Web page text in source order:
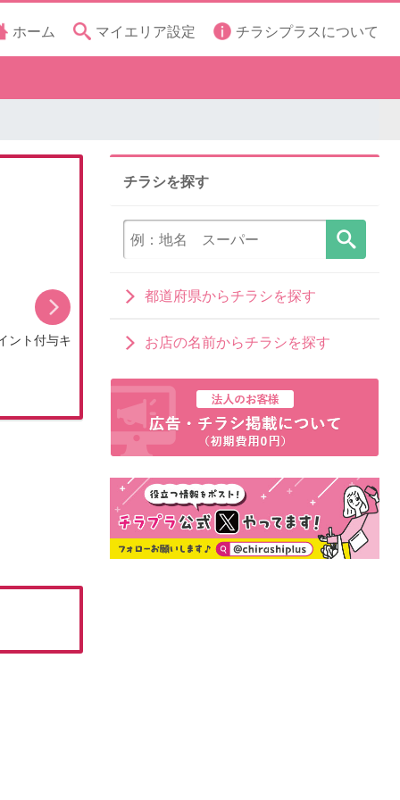
ホーム マイエリア設定 チラシプラスについて
ント付与キ
8月のDCMブランドイチオシ商品
チラシを探す
都道府県からチラシを探す
お店の名前からチラシを探す